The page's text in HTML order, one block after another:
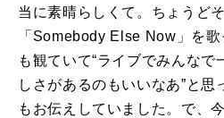
当に素晴らしくて。ちょうど
「 Somebody Else Now 」を
も観ていて“ライブでみんな
しさがあるのもいいなあ”と思
もお伝えしていました。で、